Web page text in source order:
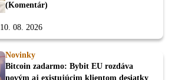
(Komentár)
10. 08. 2026
Novinky
Bitcoin zadarmo: Bybit EU rozdáva
novým aj existujúcim klientom desiatky